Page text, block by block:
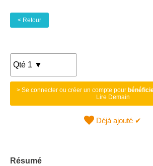
< Retour
> Se connecter ou créer un compte pour
Lire Demain
Déjà ajouté ✔
Résumé